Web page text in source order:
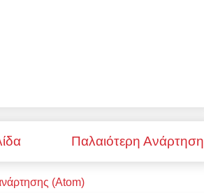
Παλαιότερη Ανάρτηση
(Atom)